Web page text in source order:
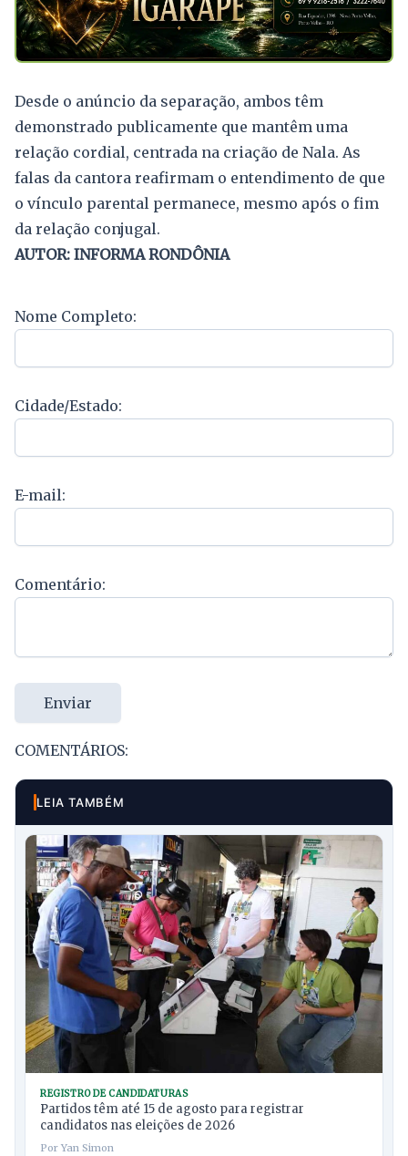
Desde o anúncio da separação, ambos têm
demonstrado publicamente que mantêm uma
relação cordial, centrada na criação de Nala. As
falas da cantora reafirmam o entendimento de que
o vínculo parental permanece, mesmo após o fim
da relação conjugal.
AUTOR: INFORMA RONDÔNIA
Nome Completo:
Cidade/Estado:
E-mail:
Comentário:
Enviar
COMENTÁRIOS:
LEIA TAMBÉM
REGISTRO DE CANDIDATURAS
Partidos têm até 15 de agosto para registrar
candidatos nas eleições de 2026
Por Yan Simon